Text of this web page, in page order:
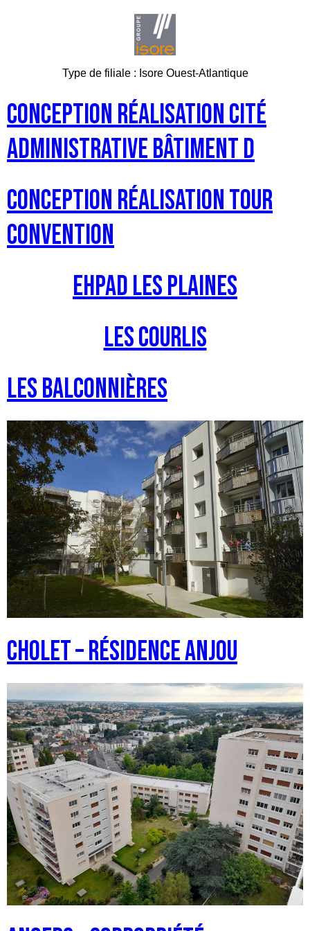
Type de filiale : Isore Ouest-Atlantique
Conception Réalisation Cité
Administrative Bâtiment D
Conception réalisation Tour
Convention
EHPAD Les Plaines
Les courlis
Les balconnières
CHOLET – Résidence Anjou